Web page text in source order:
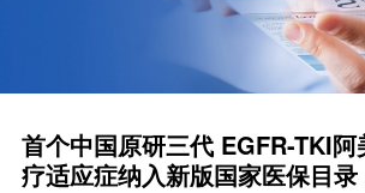
首个中国原研三代 EGFR-TKI
疗适应症纳入新版国家医保目录